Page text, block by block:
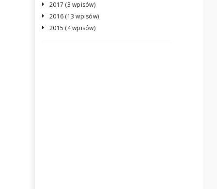
2017 (3 wpisów)
2016 (13 wpisów)
2015 (4 wpisów)